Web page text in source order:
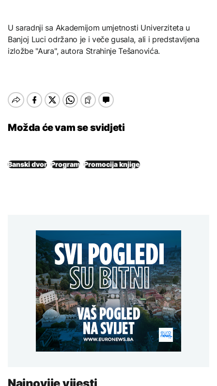
U saradnji sa Akademijom umjetnosti Univerziteta u
Banjoj Luci održano je i veče gusala, ali i predstavljena
izložbe "Aura", autora Strahinje Tešanovića.
Možda će vam se svidjeti
Banski dvor Program Promocija knjige